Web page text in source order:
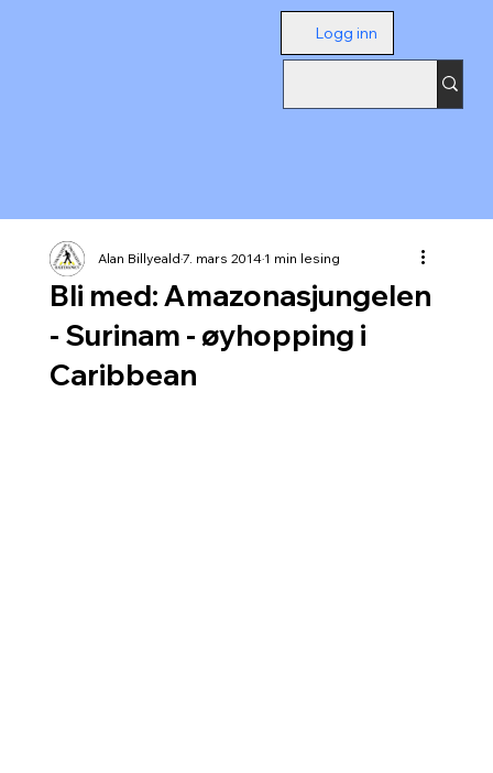
Logg inn
Bli med: Amazonasjungelen
- Surinam - øyhopping i
Caribbean
Alan Billyeald7. mars 20141 min lesing